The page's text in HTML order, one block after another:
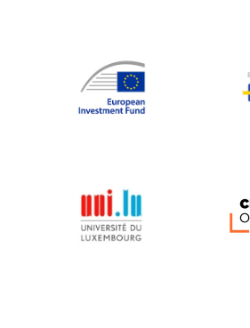
Klaus-Heiner Lehne
Koen LENAERTS
Lars Heikensten
Lucas Papademos
Máire Geoghegan-Quinn